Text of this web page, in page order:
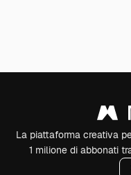
La piattaforma creativa
1 milione di abbonati